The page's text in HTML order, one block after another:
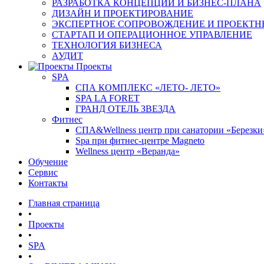
РАЗРАБОТКА КОНЦЕПЦИИ И БИЗНЕС-ПЛАНА
ДИЗАЙН И ПРОЕКТИРОВАНИЕ
ЭКСПЕРТНОЕ СОПРОВОЖДЕНИЕ И
СТАРТАП И ОПЕРАЦИОННОЕ УПРАВЛЕНИЕ
ТЕХНОЛОГИЯ БИЗНЕСА
АУДИТ
Проекты
SPA
СПА КОМПЛЕКС «ЛЕТО- ЛЕТО»
SPA LA FORET
ГРАНД ОТЕЛЬ ЗВЕЗДА
Фитнес
СПА&Wellness центр при санатории
Spa при фитнес-центре Magneto
Wellness центр «Веранда»
Обучение
Сервис
Контакты
Главная страница
•
Проекты
•
SPA
•